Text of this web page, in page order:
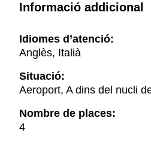
Informació addicional
Idiomes d’atenció:
Anglès, Italià
Situació:
Aeroport, A dins del nucli
Nombre de places:
4